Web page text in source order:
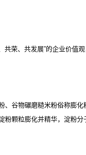
荣、共发展”的企业价值
谷物碾磨糙米粉俗称膨
颗粒膨化并精华，淀粉